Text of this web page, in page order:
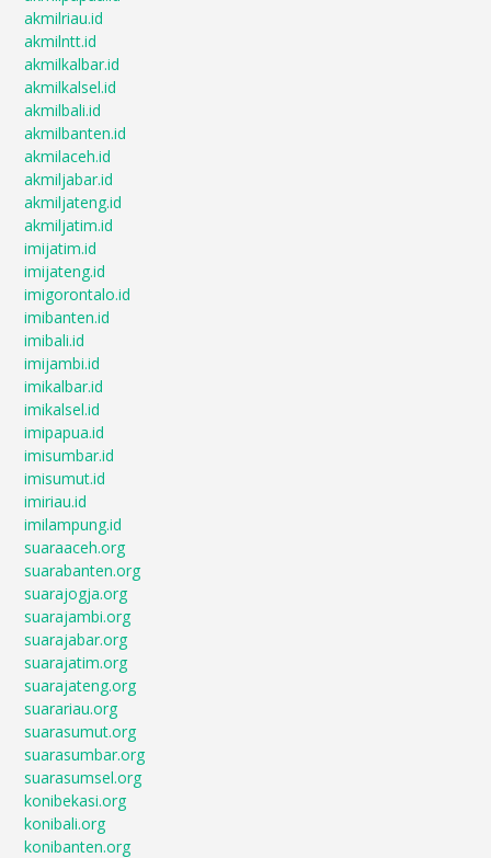
akmilriau.id
akmilntt.id
akmilkalbar.id
akmilkalsel.id
akmilbali.id
akmilbanten.id
akmilaceh.id
akmiljabar.id
akmiljateng.id
akmiljatim.id
imijatim.id
imijateng.id
imigorontalo.id
imibanten.id
imibali.id
imijambi.id
imikalbar.id
imikalsel.id
imipapua.id
imisumbar.id
imisumut.id
imiriau.id
imilampung.id
suaraaceh.org
suarabanten.org
suarajogja.org
suarajambi.org
suarajabar.org
suarajatim.org
suarajateng.org
suarariau.org
suarasumut.org
suarasumbar.org
suarasumsel.org
konibekasi.org
konibali.org
konibanten.org